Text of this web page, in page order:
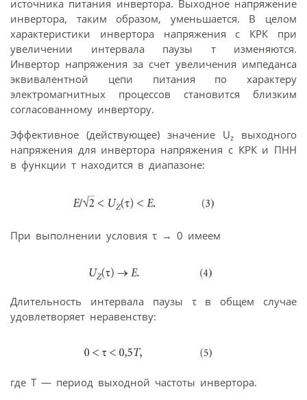
источника питания инвертора. Выходное напряжение
инвертора, таким образом, уменьшается. В целом
характеристики инвертора напряжения с КРК при
увеличении интервала паузы т изменяются.
Инвертор напряжения за счет увеличения импеданса
эквивалентной цепи питания по характеру
электромагнитных процессов становится близким
согласованному инвертору.
Эффективное (действующее) значение Uz
выходного
напряжения для инвертора напряжения с КРК и ПНН
в функции т находится в диапазоне:
При выполнении условия τ → 0 имеем
Длительность интервала паузы τ в общем случае
удовлетворяет неравенству:
где T — период выходной частоты инвертора.